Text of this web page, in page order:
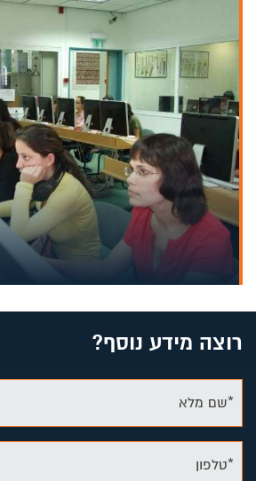
רוצה מידע נוסף?
*שם מלא
*טלפון